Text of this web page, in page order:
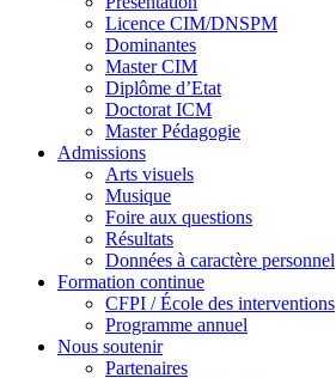
Licence CIM/DNSPM
Dominantes
Master CIM
Diplôme d’Etat
Doctorat ICM
Master Pédagogie
Admissions
Arts visuels
Musique
Foire aux questions
Résultats
Données à caractère personnel
Formation continue
CFPI / École des interventions
Programme annuel
Nous soutenir
Partenaires